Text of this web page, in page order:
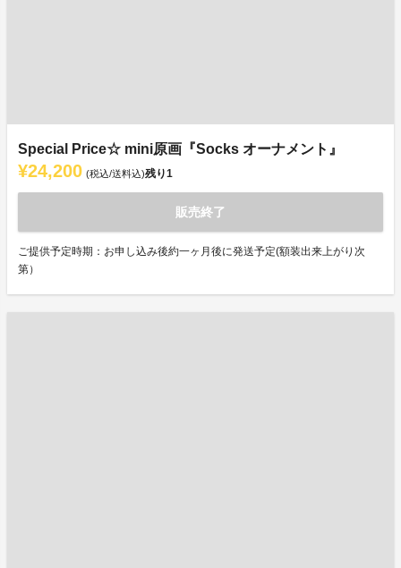
Special Price☆ mini原画『Socks オーナメント』
¥24,200 (税込/送料込)残り1
販売終了
ご提供予定時期：お申し込み後約一ヶ月後に発送予定(額装出来上がり次
第）